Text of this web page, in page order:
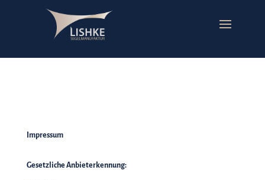
Impressum
Gesetzliche Anbieterkennung: